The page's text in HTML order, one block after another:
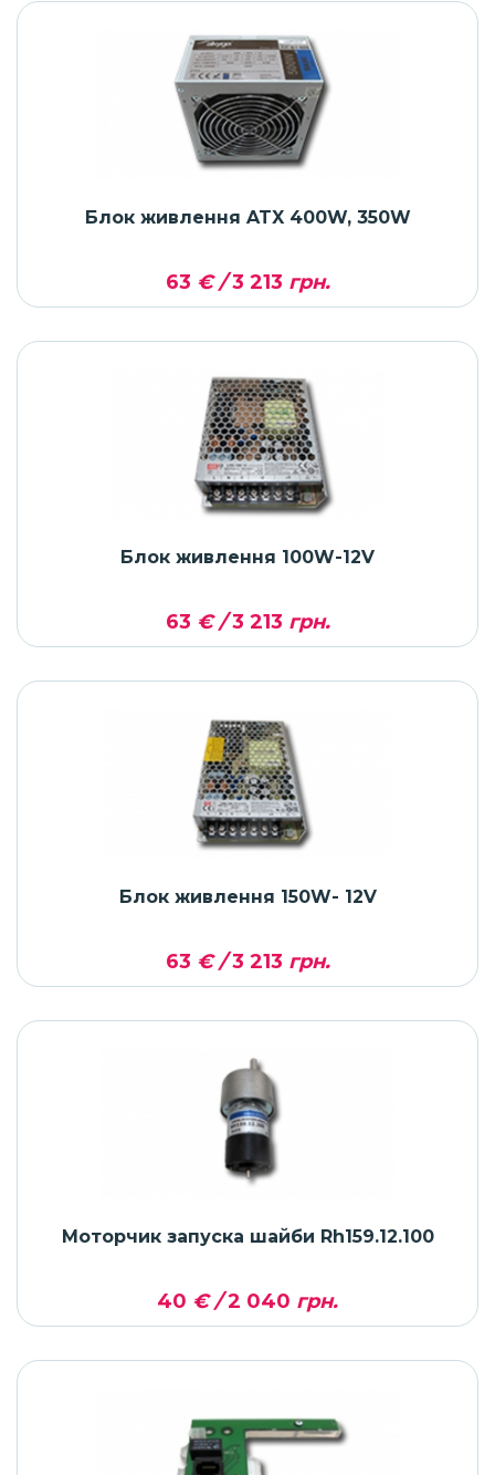
Блок живлення ATX 400W, 350W
63 € /3 213 грн.
Блок живлення 100W-12V
63 € /3 213 грн.
Блок живлення 150W- 12V
63 € /3 213 грн.
Моторчик запуска шайби Rh159.12.100
40 € /2 040 грн.